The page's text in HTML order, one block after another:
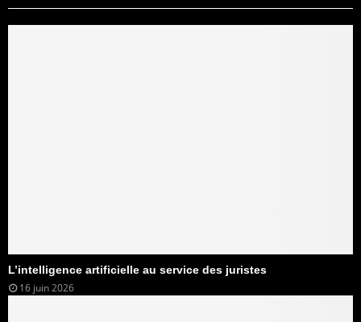
L’intelligence artificielle au service des juristes
16 juin 2026